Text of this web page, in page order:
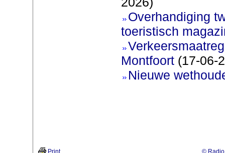
Overhandiging
toeristisch
Montfoort(17-06-
Nieuwe
Print © Radio